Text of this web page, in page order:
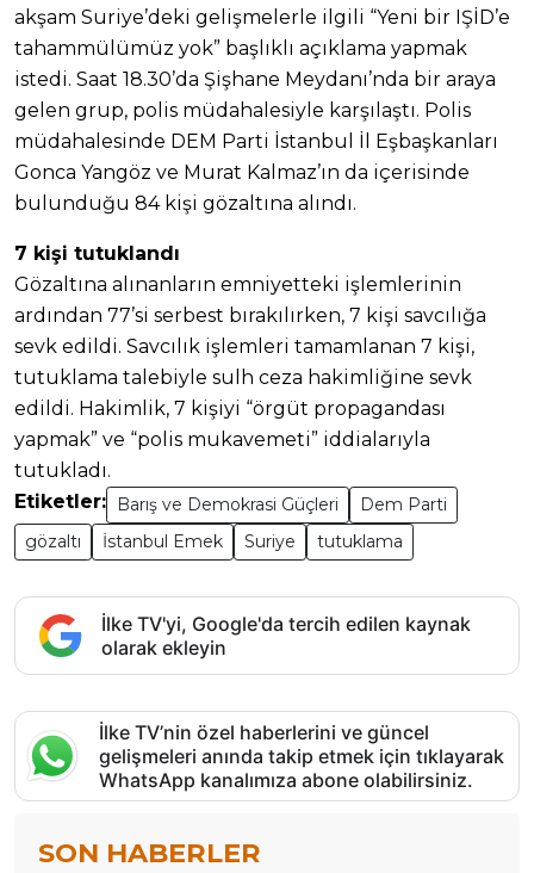
akşam Suriye’deki gelişmelerle ilgili “Yeni bir IŞİD’e
tahammülümüz yok” başlıklı açıklama yapmak
istedi. Saat 18.30’da Şişhane Meydanı’nda bir araya
gelen grup, polis müdahalesiyle karşılaştı. Polis
müdahalesinde DEM Parti İstanbul İl Eşbaşkanları
Gonca Yangöz ve Murat Kalmaz’ın da içerisinde
bulunduğu 84 kişi gözaltına alındı.
7 kişi tutuklandı
Gözaltına alınanların emniyetteki işlemlerinin
ardından 77’si serbest bırakılırken, 7 kişi savcılığa
sevk edildi. Savcılık işlemleri tamamlanan 7 kişi,
tutuklama talebiyle sulh ceza hakimliğine sevk
edildi. Hakimlik, 7 kişiyi “örgüt propagandası
yapmak” ve “polis mukavemeti” iddialarıyla
tutukladı.
Etiketler:
Barış ve Demokrasi Güçleri
Dem Parti
gözaltı
İstanbul Emek Suriye tutuklama
İlke TV'yi, Google'da tercih edilen kaynak
olarak ekleyin
İlke TV’nin özel haberlerini ve güncel
gelişmeleri anında takip etmek için tıklayarak
WhatsApp kanalımıza abone olabilirsiniz.
SON HABERLER